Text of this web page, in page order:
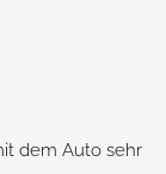
dem Auto sehr